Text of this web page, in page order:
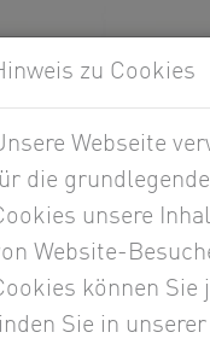
zu Cookies
Webseite
die
unsere
Website-
können Sie
Sie in unserer